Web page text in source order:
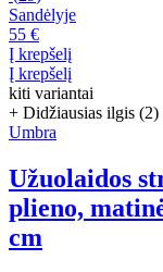
Sandėlyje
55 €
Į krepšelį
Į krepšelį
kiti variantai
+ Didžiausias ilgis (2)
Umbra
Užuolaidos
plieno,
cm